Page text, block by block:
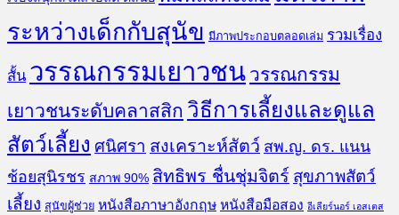
ระหว่างเด็กกับสุนัข มีภาพประกอบตลอดเล่ม รวมเรื่อง
สั้น วรรณกรรมเยาวชน วรรณกรรม
เยาวชนระดับคลาสสิก วิธีการเลี้ยงและดูแล
สัตว์เลี้ยง ศนิศรา สงเคราะห์สัตว์ สพ.ญ. ดร. แนน
ช้อยสุนิรชร สภาพ 90% สิทธิพร ชื่นชุ่มจิตร์ สุขภาพสัตว์
เลี้ยง สุนัขผู้ช่วย หนังสือภาษาอังกฤษ หนังสือมือสอง อีเลียร์นอร์ เอสเตส